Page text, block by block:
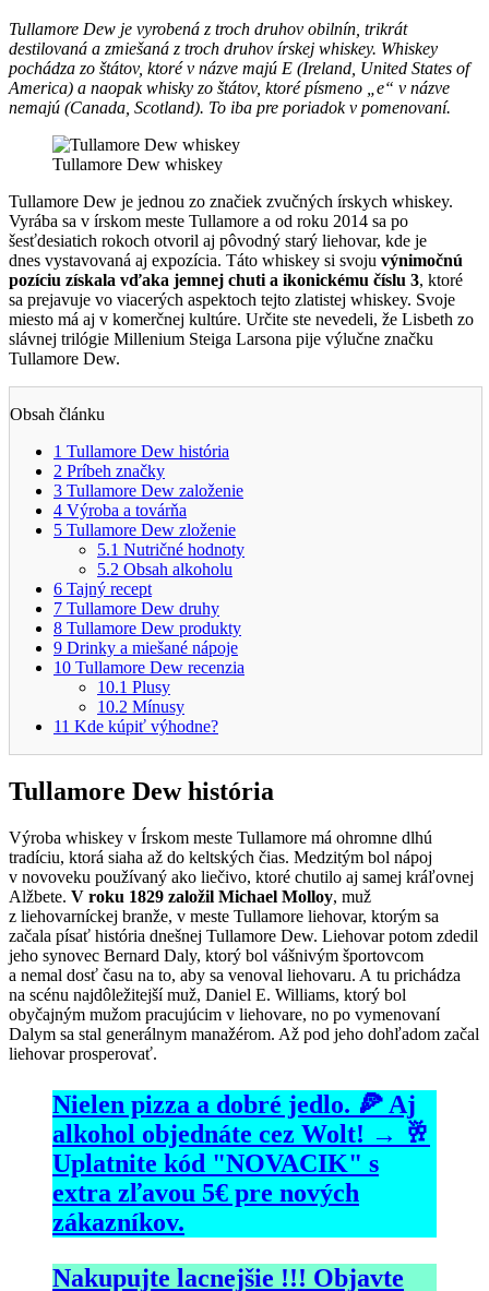
Tullamore Dew je vyrobená z troch druhov obilnín, trikrát
destilovaná a zmiešaná z troch druhov írskej whiskey. Whiskey
pochádza zo štátov, ktoré v názve majú E (Ireland, United States of
America) a naopak whisky zo štátov, ktoré písmeno „e“ v názve
nemajú (Canada, Scotland). To iba pre poriadok v pomenovaní.
Tullamore Dew whiskey
Tullamore Dew je jednou zo značiek zvučných írskych whiskey.
Vyrába sa v írskom meste Tullamore a od roku 2014 sa po
šesťdesiatich rokoch otvoril aj pôvodný starý liehovar, kde je
dnes vystavovaná aj expozícia. Táto whiskey si svoju výnimočnú
pozíciu získala vďaka jemnej chuti a ikonickému číslu 3, ktoré
sa prejavuje vo viacerých aspektoch tejto zlatistej whiskey. Svoje
miesto má aj v komerčnej kultúre. Určite ste nevedeli, že Lisbeth zo
slávnej trilógie Millenium Steiga Larsona pije výlučne značku
Tullamore Dew.
Obsah článku
1 Tullamore Dew história
2 Príbeh značky
3 Tullamore Dew založenie
4 Výroba a továrňa
5 Tullamore Dew zloženie
5.1 Nutričné hodnoty
5.2 Obsah alkoholu
6 Tajný recept
7 Tullamore Dew druhy
8 Tullamore Dew produkty
9 Drinky a miešané nápoje
10 Tullamore Dew recenzia
10.1 Plusy
10.2 Mínusy
11 Kde kúpiť výhodne?
Tullamore Dew história
Výroba whiskey v Írskom meste Tullamore má ohromne dlhú
tradíciu, ktorá siaha až do keltských čias. Medzitým bol nápoj
v novoveku používaný ako liečivo, ktoré chutilo aj samej kráľovnej
Alžbete. V roku 1829 založil Michael Molloy, muž
z liehovarníckej branže, v meste Tullamore liehovar, ktorým sa
začala písať história dnešnej Tullamore Dew. Liehovar potom zdedil
jeho synovec Bernard Daly, ktorý bol vášnivým športovcom
a nemal dosť času na to, aby sa venoval liehovaru. A tu prichádza
na scénu najdôležitejší muž, Daniel E. Williams, ktorý bol
obyčajným mužom pracujúcim v liehovare, no po vymenovaní
Dalym sa stal generálnym manažérom. Až pod jeho dohľadom začal
liehovar prosperovať.
Nielen pizza a dobré jedlo. 🍕 Aj
alkohol objednáte cez Wolt! → 🥂
Uplatnite kód "NOVACIK" s
extra zľavou 5€ pre nových
zákazníkov.
Nakupujte lacnejšie !!! Objavte